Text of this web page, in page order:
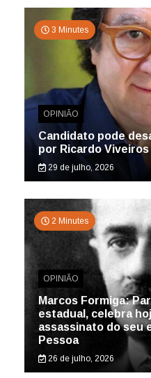
3 Minutes
OPINIÃO
Candidato pode
por Ricardo Viveiros
29 de julho, 2026
2 Minutes
OPINIÃO
Marcos Formiga:
estadual, celebra
assassinato do seu
Pessoa
26 de julho, 2026